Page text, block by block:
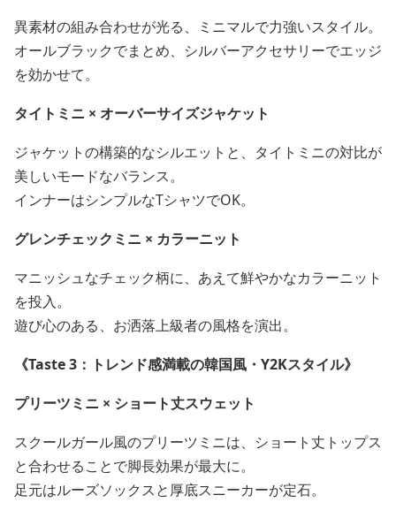
異素材の組み合わせが光る、ミニマルで力強いスタイル。
オールブラックでまとめ、シルバーアクセサリーでエッジ
を効かせて。
タイトミニ × オーバーサイズジャケット
ジャケットの構築的なシルエットと、タイトミニの対比が
美しいモードなバランス。
インナーはシンプルなTシャツでOK。
グレンチェックミニ × カラーニット
マニッシュなチェック柄に、あえて鮮やかなカラーニット
を投入。
遊び心のある、お洒落上級者の風格を演出。
《Taste 3：トレンド感満載の韓国風・Y2Kスタイル》
プリーツミニ × ショート丈スウェット
スクールガール風のプリーツミニは、ショート丈トップス
と合わせることで脚長効果が最大に。
足元はルーズソックスと厚底スニーカーが定石。